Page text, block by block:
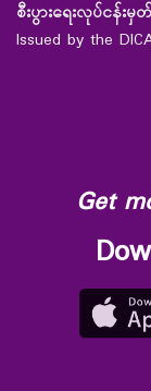
စီးပွားရေးလုပ်င
Issued by the
Get